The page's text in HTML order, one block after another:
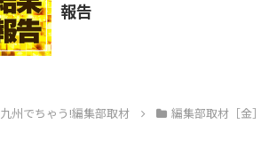
報告
九州でちゃう!編集部取材 編集部取材［金］